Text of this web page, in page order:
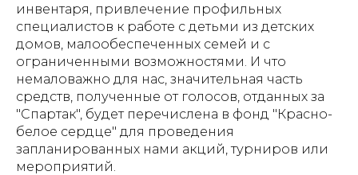
инвентаря, привлечение профильных
специалистов к работе с детьми из детских
домов, малообеспеченных семей и с
ограниченными возможностями. И что
немаловажно для нас, значительная часть
средств, полученные от голосов, отданных за
"Спартак", будет перечислена в фонд "Красно-
белое сердце" для проведения
запланированных нами акций, турниров или
мероприятий.